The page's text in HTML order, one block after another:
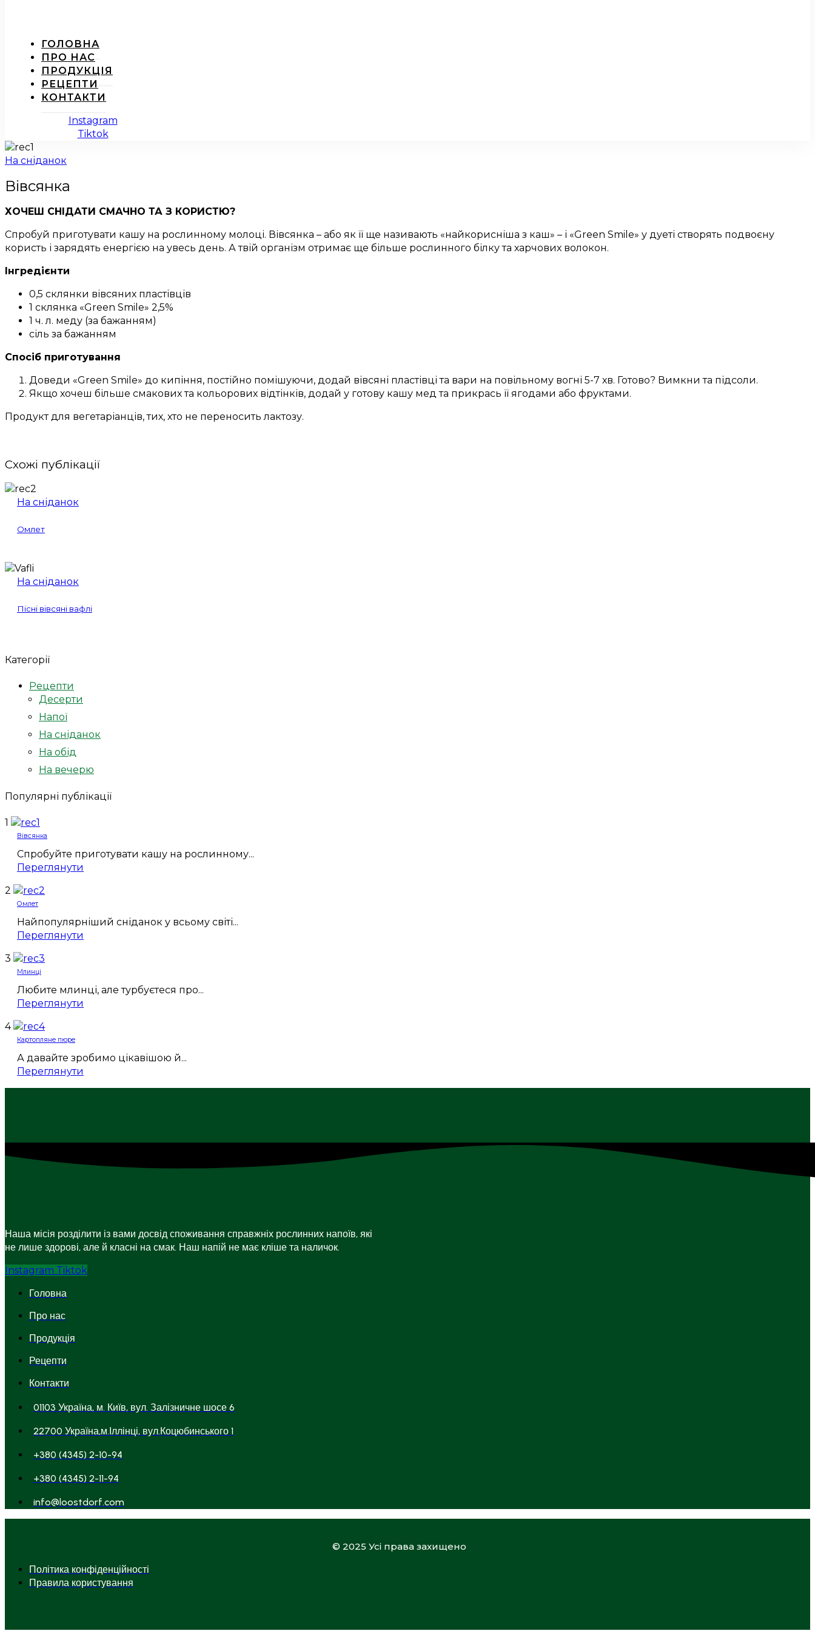
ГОЛОВНА
ПРО НАС
ПРОДУКЦІЯ
РЕЦЕПТИ
КОНТАКТИ
Instagram
Tiktok
На сніданок
Вівсянка
ХОЧЕШ СНІДАТИ СМАЧНО ТА З КОРИСТЮ?
Спробуй приготувати кашу на рослинному молоці. Вівсянка – або як її ще називають «найкорисніша з каш» – і «Green Smile» у дуеті створять подвоєну
користь і зарядять енергією на увесь день. А твій організм отримає ще більше рослинного білку та харчових волокон.
Інгредієнти
0,5 склянки вівсяних пластівців
1 склянка «Green Smile» 2,5%
1 ч. л. меду (за бажанням)
сіль за бажанням
Спосіб приготування
Доведи «Green Smile» до кипіння, постійно помішуючи, додай вівсяні пластівці та вари на повільному вогні 5-7 хв. Готово? Вимкни та підсоли.
Якщо хочеш більше смакових та кольорових відтінків, додай у готову кашу мед та прикрась її ягодами або фруктами.
Продукт для вегетаріанців, тих, хто не переносить лактозу.
Схожі публікації
На сніданок
Омлет
На сніданок
Пісні вівсяні вафлі
Категорії
Рецепти
Десерти
Напої
На сніданок
На обід
На вечерю
Популярні публікації
1
Вівсянка
Спробуйте приготувати кашу на рослинному...
Переглянути
2
Омлет
Найпопулярніший сніданок у всьому світі...
Переглянути
3
Млинці
Любите млинці, але турбуєтеся про...
Переглянути
4
Картопляне пюре
А давайте зробимо цікавішою й...
Переглянути
Наша місія розділити із вами досвід споживання справжніх рослинних напоїв, які
не лише здорові, але й класні на смак. Наш напій не має кліше та наличок.
Instagram Tiktok
Головна
Про нас
Продукція
Рецепти
Контакти
01103 Україна, м. Київ, вул. Залізничне шосе 6
22700 Україна,м.Іллінці, вул.Коцюбинського 1
+380 (4345) 2-10-94
+380 (4345) 2-11-94
info@loostdorf.com
© 2025 Усі права захищено
Політика конфіденційності
Правила користування